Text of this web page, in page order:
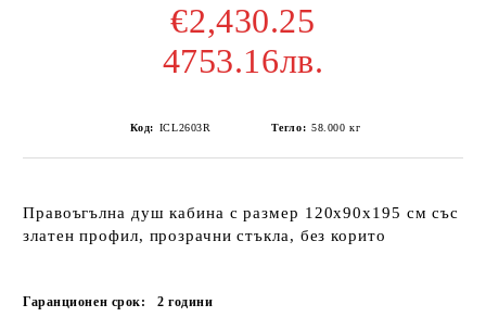
€2,430.25
4753.16лв.
Код: ICL2603R Тегло: 58.000 кг
Правоъгълна душ кабина с размер 120х90х195 см със
златен профил, прозрачни стъкла, без корито
Гаранционен срок: 2години